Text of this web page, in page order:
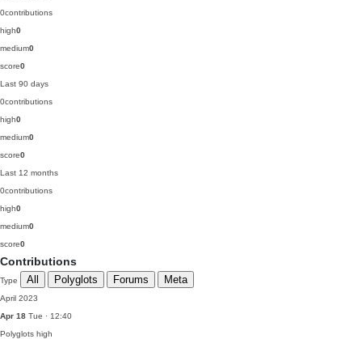
0contributions
high0
medium0
score0
Last 90 days
0contributions
high0
medium0
score0
Last 12 months
0contributions
high0
medium0
score0
Contributions
Type All Polyglots Forums Meta
April 2023
Apr 18 Tue · 12:40
Polyglots high